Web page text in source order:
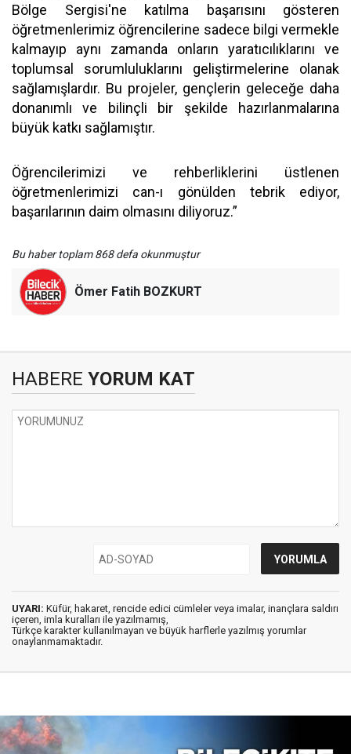
Bölge Sergisi'ne katılma başarısını gösteren
öğretmenlerimiz öğrencilerine sadece bilgi vermekle
kalmayıp aynı zamanda onların yaratıcılıklarını ve
toplumsal sorumluluklarını geliştirmelerine olanak
sağlamışlardır. Bu projeler, gençlerin geleceğe daha
donanımlı ve bilinçli bir şekilde hazırlanmalarına
büyük katkı sağlamıştır.
Öğrencilerimizi ve rehberliklerini üstlenen
öğretmenlerimizi can-ı gönülden tebrik ediyor,
başarılarının daim olmasını diliyoruz.”
Bu haber toplam 868 defa okunmuştur
Ömer Fatih BOZKURT
HABERE YORUM KAT
UYARI: Küfür, hakaret, rencide edici cümleler veya imalar, inançlara saldırı
içeren, imla kuralları ile yazılmamış,
Türkçe karakter kullanılmayan ve büyük harflerle yazılmış yorumlar
onaylanmamaktadır.